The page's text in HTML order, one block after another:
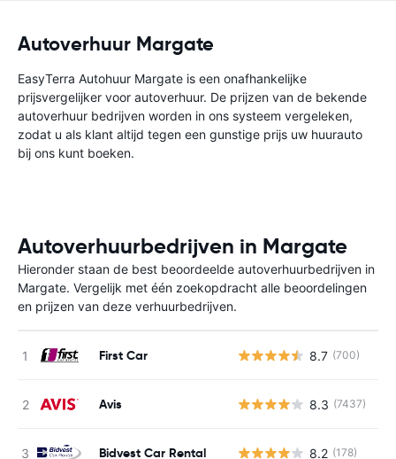
Autoverhuur Margate
EasyTerra Autohuur Margate is een onafhankelijke
prijsvergelijker voor autoverhuur. De prijzen van de bekende
autoverhuur bedrijven worden in ons systeem vergeleken,
zodat u als klant altijd tegen een gunstige prijs uw huurauto
bij ons kunt boeken.
Autoverhuurbedrijven in Margate
Hieronder staan de best beoordeelde autoverhuurbedrijven in
Margate. Vergelijk met één zoekopdracht alle beoordelingen
en prijzen van deze verhuurbedrijven.
First Car 8.7 (700)
Avis 8.3 (7437)
Bidvest Car Rental 8.2 (178)